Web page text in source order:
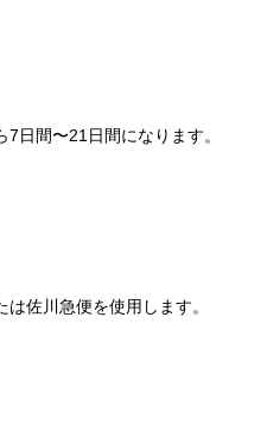
日間〜21日間になります。
佐川急便を使用します。